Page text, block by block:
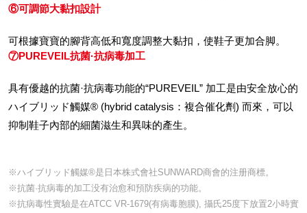
⑥可調節大黏扣設計
可根據寶寶的腳背高低和寬度調整大黏扣，使鞋子更加合脚。
⑦PUREVEIL抗菌·抗病毒加工
具有優越的抗菌·抗病毒功能的“PUREVEIL” 加工是由安全放心的
ハイブリッド觸媒® (hybrid catalysis：複合催化劑) 而來，可以
抑制鞋子內部的細菌滋生和異味的產生。
※ハイブリッド觸媒®是日本株式會社SUNWARD商會的注册商標。
※抗菌·抗病毒的加工没有治愈和預防疾病的功能。
※抗病毒性實驗是在ATCC VR-1679(有病毒胞膜), 攝氏25度下放置2小時實